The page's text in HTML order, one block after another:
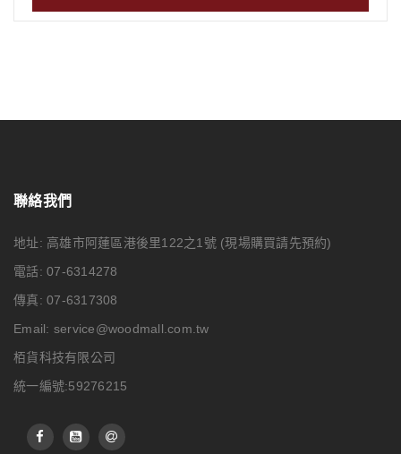
聯絡我們
地址: 高雄市阿蓮區港後里122之1號 (現場購買請先預約)
電話: 07-6314278
傳真: 07-6317308
Email: service@woodmall.com.tw
栢貨科技有限公司
統一編號:59276215